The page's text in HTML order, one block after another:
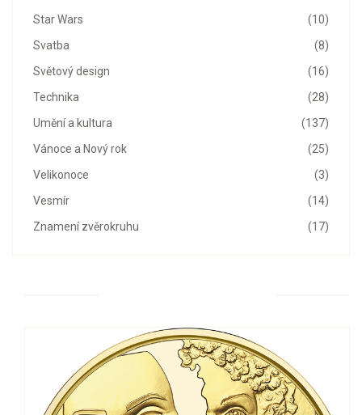
(10)
Star Wars
(8)
Svatba
(16)
Světový design
(28)
Technika
(137)
Umění a kultura
(25)
Vánoce a Nový rok
(3)
Velikonoce
(14)
Vesmír
(17)
Znamení zvěrokruhu